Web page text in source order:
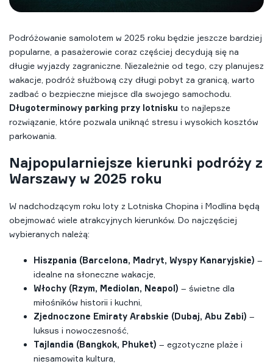
Podróżowanie samolotem w 2025 roku będzie jeszcze bardziej
popularne, a pasażerowie coraz częściej decydują się na
długie wyjazdy zagraniczne. Niezależnie od tego, czy planujesz
wakacje, podróż służbową czy długi pobyt za granicą, warto
zadbać o bezpieczne miejsce dla swojego samochodu.
Długoterminowy parking przy lotnisku to najlepsze
rozwiązanie, które pozwala uniknąć stresu i wysokich kosztów
parkowania.
Najpopularniejsze kierunki podróży z
Warszawy w 2025 roku
W nadchodzącym roku loty z Lotniska Chopina i Modlina będą
obejmować wiele atrakcyjnych kierunków. Do najczęściej
wybieranych należą:
Hiszpania (Barcelona, Madryt, Wyspy Kanaryjskie) –
idealne na słoneczne wakacje,
Włochy (Rzym, Mediolan, Neapol) – świetne dla
miłośników historii i kuchni,
Zjednoczone Emiraty Arabskie (Dubaj, Abu Zabi) –
luksus i nowoczesność,
Tajlandia (Bangkok, Phuket) – egzotyczne plaże i
niesamowita kultura,